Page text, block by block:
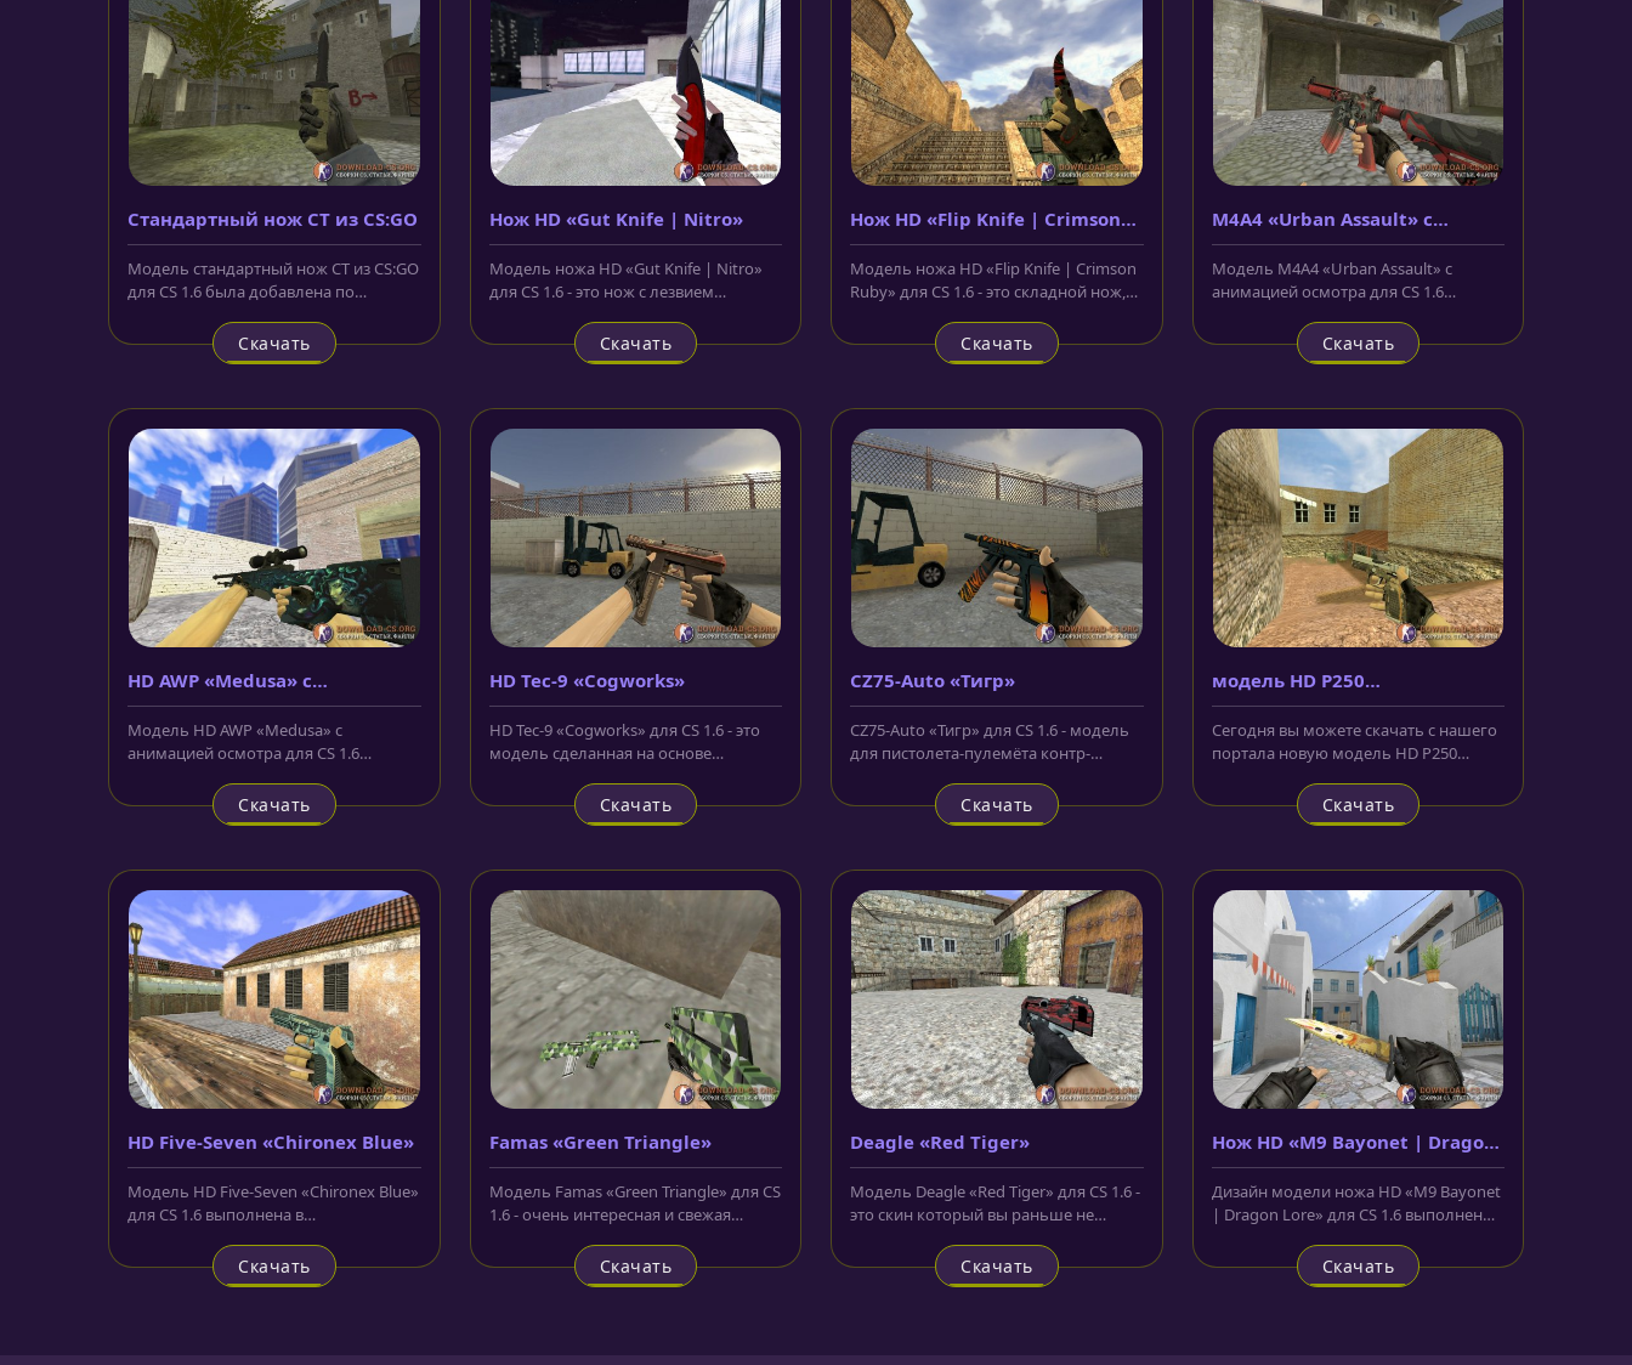
Стандартный нож CT из CS:GO
Модель стандартный нож CT из CS:GO
для CS 1.6 была добавлена по
Скачать
Нож HD «Gut Knife | Nitro»
Модель ножа HD «Gut Knife | Nitro»
для CS 1.6 - это нож с лезвием
в...
Скачать
Нож HD «Flip Knife | Crimson
Ruby»
Модель ножа HD «Flip Knife | Crimson
Ruby» для CS 1.6 - это складной нож,
Скачать
M4A4 «Urban Assault» с
анимацией осмотра
Модель M4A4 «Urban Assault» с
анимацией осмотра для CS 1.6
корпус...
Скачать
HD AWP «Medusa» с
анимацией осмотра
Модель HD AWP «Medusa» с
анимацией осмотра для CS 1.6
Корпус...
Скачать
HD Tec-9 «Cogworks»
HD Tec-9 «Cogworks» для CS 1.6 - это
модель сделанная на основе
Скачать
CZ75-Auto «Тигр»
CZ75-Auto «Тигр» для CS 1.6 - модель
для пистолета-пулемёта контр-
Скачать
модель HD P250
«Comebacker»
Сегодня вы можете скачать с нашего
портала новую модель HD P250
Скачать
HD Five-Seven «Chironex Blue»
Модель HD Five-Seven «Chironex Blue»
для CS 1.6 выполнена в
Скачать
Famas «Green Triangle»
Модель Famas «Green Triangle» для CS
1.6 - очень интересная и свежая
Скачать
Deagle «Red Tiger»
Модель Deagle «Red Tiger» для CS 1.6 -
это скин который вы раньше не
Скачать
Нож HD «M9 Bayonet | Dragon
Lore»
Дизайн модели ножа HD «M9 Bayonet
| Dragon Lore» для CS 1.6 выполнен
Скачать